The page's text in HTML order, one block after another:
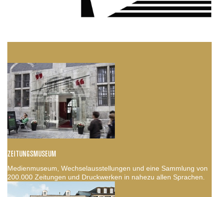
ZEITUNGSMUSEUM
Medienmuseum, Wechselausstellungen und eine Sammlung von
200.000 Zeitungen und Druckwerken in nahezu allen Sprachen.